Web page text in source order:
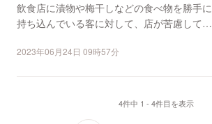
飲食店に漬物や梅干しなどの食べ物を勝手に
持ち込んでいる客に対して、店が苦慮してい
2023年06月24日 09時57分
4件中 1 - 4件目を表示